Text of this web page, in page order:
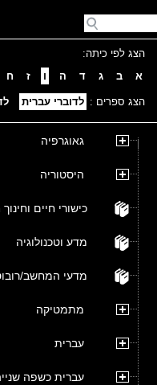
הצג לפי כיתה:
א
ב ג ד ה ו ז ח
הצג ספרים : לדוברי עברית
גאוגרפיה
היסטוריה
כישורי חיים
מדע וטכנולוגיה
מדעי המחשב/
מתמטיקה
עברית
עברית כשפה